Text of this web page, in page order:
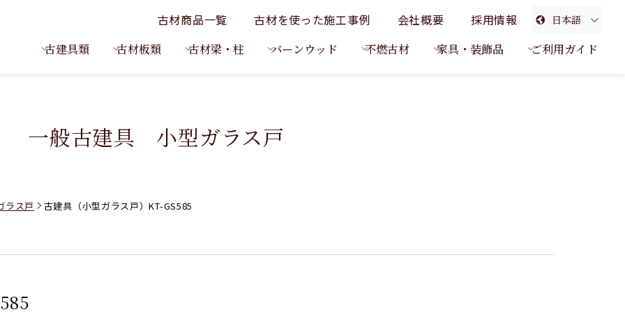
古建具類 古材板類 古材梁・柱 バーンウッド 不燃古材 家具・装飾品 ご利用ガイド
古材商品一覧 古材を使った施工事例 会社概要 採用情報
日本語
English
一般古建具 小型ガラス戸
ラス戸 古建具（小型ガラス戸）KT-GS585